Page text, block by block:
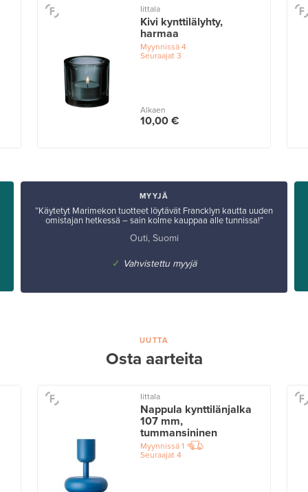
Iittala
Kivi kynttilälyhty,
harmaa
Myynnissä4
Seuraajat3
Alkaen
10,00 €
MYYJÄ
”Käytetyt Marimekon tuotteet löytävät Francklyn kautta uuden
omistajan hetkessä – sain kolme kauppaa alle tunnissa!”
Outi, Suomi
✓ Vahvistettu myyjä
UUTTA
Osta aarteita
Iittala
Nappula kynttilänjalka
107 mm,
tummansininen
Myynnissä1
Seuraajat4